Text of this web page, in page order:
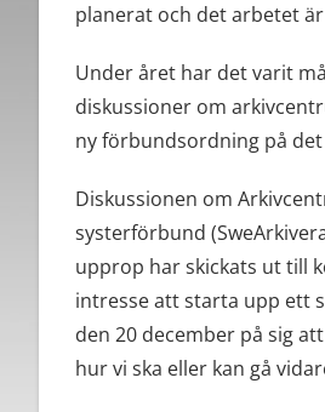
planerat och det arbetet
Under året har det varit
diskussioner om
ny förbundsordning på
Diskussionen om
systerförbund
upprop har skickats ut till
intresse att starta upp ett
den 20 december på sig
hur vi ska eller kan gå